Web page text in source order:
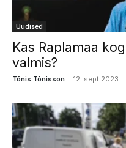
Uudised
Kas Raplamaa
valmis?
Tõnis Tõnisson - 12. sept 2023